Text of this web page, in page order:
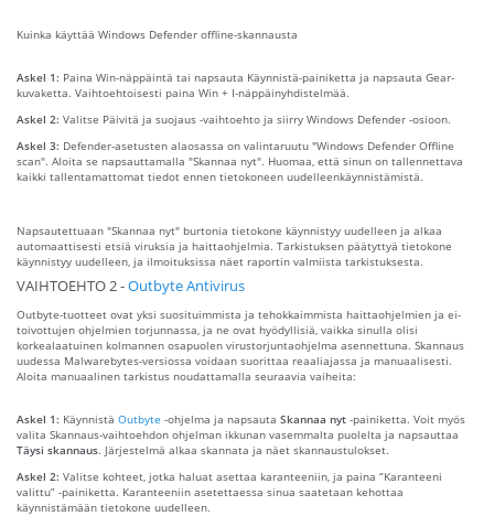
Kuinka käyttää Windows Defender offline-skannausta
Askel 1: Paina Win-näppäintä tai napsauta Käynnistä-painiketta ja napsauta Gear-
kuvaketta. Vaihtoehtoisesti paina Win + I-näppäinyhdistelmää.
Askel 2: Valitse Päivitä ja suojaus -vaihtoehto ja siirry Windows Defender -osioon.
Askel 3: Defender-asetusten alaosassa on valintaruutu "Windows Defender Offline
scan". Aloita se napsauttamalla "Skannaa nyt". Huomaa, että sinun on tallennettava
kaikki tallentamattomat tiedot ennen tietokoneen uudelleenkäynnistämistä.
Napsautettuaan "Skannaa nyt" burtonia tietokone käynnistyy uudelleen ja alkaa
automaattisesti etsiä viruksia ja haittaohjelmia. Tarkistuksen päätyttyä tietokone
käynnistyy uudelleen, ja ilmoituksissa näet raportin valmiista tarkistuksesta.
VAIHTOEHTO 2 -Outbyte Antivirus
Outbyte-tuotteet ovat yksi suosituimmista ja tehokkaimmista haittaohjelmien ja ei-
toivottujen ohjelmien torjunnassa, ja ne ovat hyödyllisiä, vaikka sinulla olisi
korkealaatuinen kolmannen osapuolen virustorjuntaohjelma asennettuna. Skannaus
uudessa Malwarebytes-versiossa voidaan suorittaa reaaliajassa ja manuaalisesti.
Aloita manuaalinen tarkistus noudattamalla seuraavia vaiheita:
Askel 1: Käynnistä Outbyte -ohjelma ja napsauta Skannaa nyt -painiketta. Voit myös
valita Skannaus-vaihtoehdon ohjelman ikkunan vasemmalta puolelta ja napsauttaa
Täysi skannaus. Järjestelmä alkaa skannata ja näet skannaustulokset.
Askel 2: Valitse kohteet, jotka haluat asettaa karanteeniin, ja paina “Karanteeni
valittu” -painiketta. Karanteeniin asetettaessa sinua saatetaan kehottaa
käynnistämään tietokone uudelleen.